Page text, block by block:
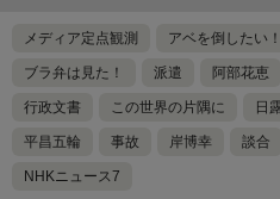
メディア定点観測 アベを倒したい！
ブラ弁は見た！ 派遣 阿部花恵
行政文書 この世界の片隅に 日
平昌五輪 事故 岸博幸 談合
NHKニュース7